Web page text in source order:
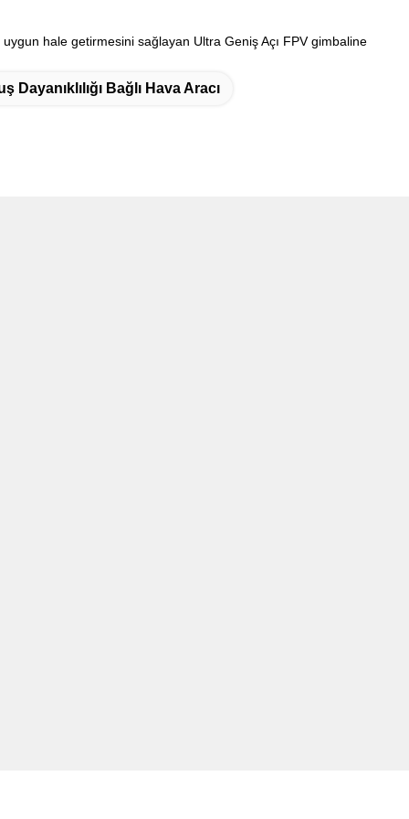
hale getirmesini sağlayan Ultra Geniş Açı FPV gimbaline
Dayanıklılığı Bağlı Hava Aracı